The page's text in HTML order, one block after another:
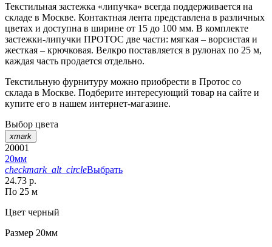
Текстильная застежка «липучка» всегда поддерживается на
складе в Москве. Контактная лента представлена в различных
цветах и доступна в ширине от 15 до 100 мм. В комплекте
застежки-липучки ПРОТОС две части: мягкая – ворсистая и
жесткая – крючковая. Велкро поставляется в рулонах по 25 м,
каждая часть продается отдельно.
Текстильную фурнитуру можно приобрести в Протос со
склада в Москве. Подберите интересующий товар на сайте и
купите его в нашем интернет-магазине.
Выбор цвета
xmark
20001
20мм
checkmark_alt_circleВыбрать
24.73 р.
По 25 м
Цвет черный
Размер 20мм